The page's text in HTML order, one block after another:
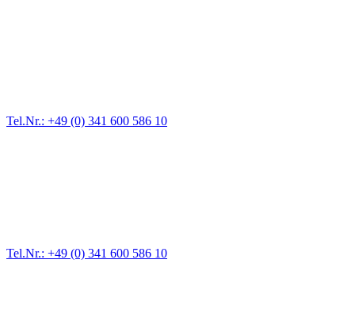
Tel.Nr.: +49 (0) 341 600 586 10
Tel.Nr.: +49 (0) 341 600 586 10